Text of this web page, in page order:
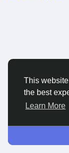
This
the best
Learn More